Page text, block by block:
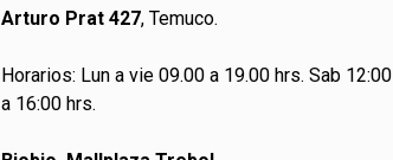
Arturo Prat 427, Temuco.
Horarios: Lun a vie 09.00 a 19.00 hrs. Sab 12:00
a 16:00 hrs.